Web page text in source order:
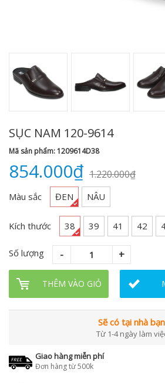
SỤC NAM 120-9614
Mã sản phẩm: 1209614D38
854.000₫ 1.220.000₫
Màu sắc ĐEN NÂU
Kích thước 38 39 41 42
Số lượng
THÊM VÀO GIỎ
Sẽ có tại nhà bạn
Từ 1-4 ngày làm
Giao hàng miễn phí
Đơn hàng từ 500k